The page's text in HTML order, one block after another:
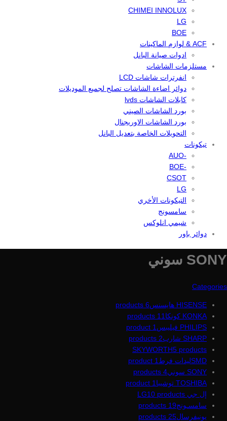
CHIMEI INNOLUX
LG
BOE
ACF & لوازم الماكينات
ادوات صيانة البانل
مستلزمات الشاشات
انفرترات شاشات LCD
دوائر اضاءة الشاشات تصلح لجميع الموديلات
كابلات الشاشات lvds
بورد الشاشات الصيني
بورد الشاشات الاوريجنال
التحويلات الخاصة بتعديل البانل
تيكونات
-AUO
-BOE
CSOT
LG
التيكونات الأخري
سامسونج
شيمي انلوكس
دوائر باور
SONY سوني
Categories
HISENSE هايسنس
6 products
KONKA كونكا
11 products
PHILIPS فيليبس
1 product
SHARP شارب
2 products
SKYWORTH5 products
SMDليدات فرط
1 product
SONY سوني
4 products
TOSHIBA توشيبا
1 product
إل جي LG 10 products
سامسـونج19 products
يونيفرسال25 products